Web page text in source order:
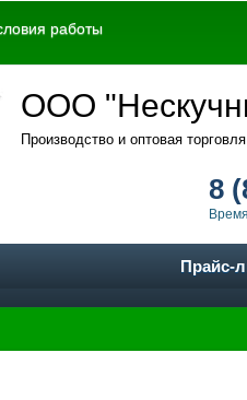
работы
ООО
Производство и оптовая
8
Прайс-